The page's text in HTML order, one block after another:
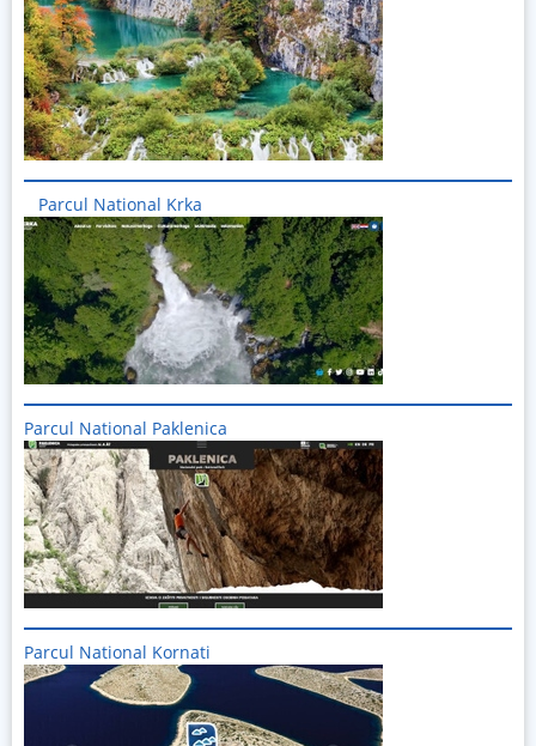
Imagine
Parcul National Krka
Imagine
Parcul National Paklenica
Imagine
Parcul National Kornati
Imagine